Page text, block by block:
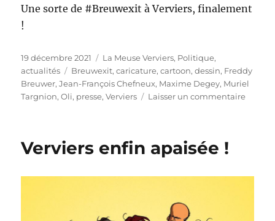
Une sorte de #Breuwexit à Verviers, finalement
!
Publié
le
19 décembre 2021 Catégories
La Meuse Verviers, Politique,
actualités
Étiquettes
Breuwexit,caricature,cartoon,dessin, Freddy
Breuwer,Jean-François Chefneux, Maxime Degey, Muriel
Targnion,Oli, presse,Verviers Laisser un commentairesur
Verviers enfin apaisée !